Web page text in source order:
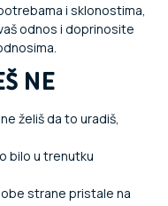
i sklonostima,
odnos i doprinosite
NE
želiš da to uradiš,
bilo u trenutku
strane pristale na